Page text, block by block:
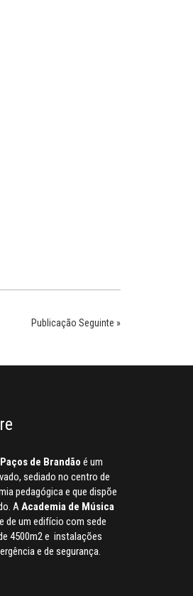
Publicação Seguinte »
de Brandão é um
sediado no centro de
pedagógica e que dispõe
AAcademia de Música
de um edifício com sede
4500m2 e instalações
e de segurança.